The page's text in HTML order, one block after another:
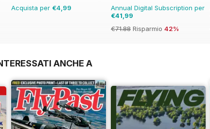
Acquista per €4,99
Annual Digital Subscription per
€41,99
€71.88 Risparmio 42%
ANCHE A